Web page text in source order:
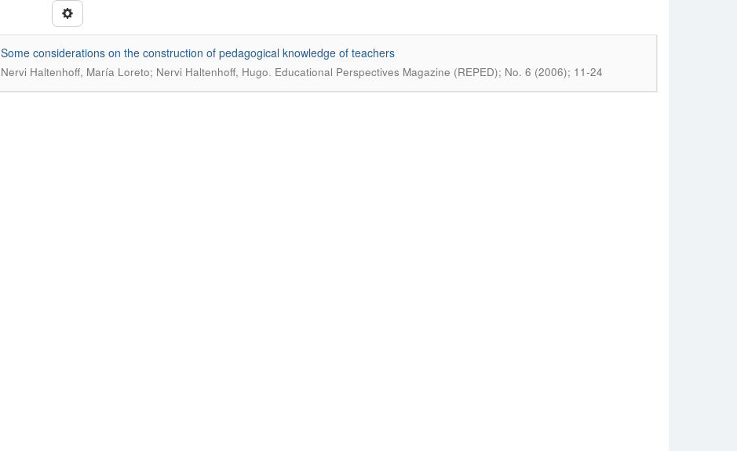
Some considerations on the construction of pedagogical knowledge of teachers
Nervi Haltenhoff, María Loreto; Nervi Haltenhoff, Hugo. Educational Perspectives Magazine (REPED); No. 6 (2006); 11-24